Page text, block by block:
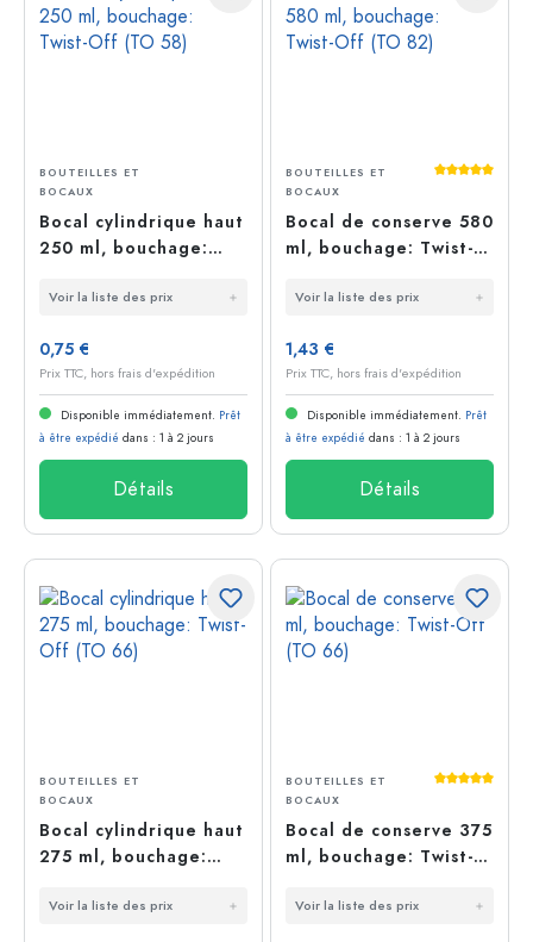
BOUTEILLES ET
BOCAUX
Bocal cylindrique haut
250 ml, bouchage:
Voir la liste des prix
0,75 €
Prix TTC, hors frais d'expédition
Disponible immédiatement. Prêt
à être expédié dans : 1 à 2 jours
Détails
Average
BOUTEILLES ET
BOCAUX
Bocal de conserve 580
ml, bouchage: Twist-
Voir la liste des prix
1,43 €
Prix TTC, hors frais d'expédition
Disponible immédiatement. Prêt
à être expédié dans : 1 à 2 jours
Détails
BOUTEILLES ET
BOCAUX
Bocal cylindrique haut
275 ml, bouchage:
Voir la liste des prix
Average
BOUTEILLES ET
BOCAUX
Bocal de conserve 375
ml, bouchage: Twist-
Voir la liste des prix